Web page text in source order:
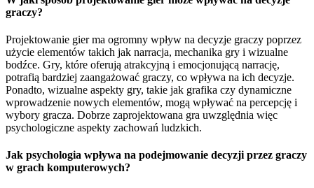
graczy?
Projektowanie gier ma ogromny wpływ na decyzje graczy poprzez
użycie elementów takich jak narracja, mechanika gry i wizualne
bodźce. Gry, które oferują atrakcyjną i emocjonującą narrację,
potrafią bardziej zaangażować graczy, co wpływa na ich decyzje.
Ponadto, wizualne aspekty gry, takie jak grafika czy dynamiczne
wprowadzenie nowych elementów, mogą wpływać na percepcję i
wybory gracza. Dobrze zaprojektowana gra uwzględnia więc
psychologiczne aspekty zachowań ludzkich.
Jak psychologia wpływa na podejmowanie decyzji przez graczy
w grach komputerowych?